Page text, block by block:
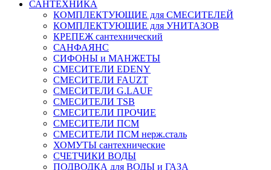
САНТЕХНИКА
КОМПЛЕКТУЮЩИЕ для СМЕСИТЕЛЕЙ
КОМПЛЕКТУЮЩИЕ для УНИТАЗОВ
КРЕПЕЖ сантехнический
САНФАЯНС
СИФОНЫ и МАНЖЕТЫ
СМЕСИТЕЛИ EDENY
СМЕСИТЕЛИ FAUZT
СМЕСИТЕЛИ G.LAUF
СМЕСИТЕЛИ TSB
СМЕСИТЕЛИ ПРОЧИЕ
СМЕСИТЕЛИ ПСМ
СМЕСИТЕЛИ ПСМ нерж.сталь
ХОМУТЫ сантехнические
СЧЕТЧИКИ ВОДЫ
ПОДВОДКА для ВОДЫ и ГАЗА